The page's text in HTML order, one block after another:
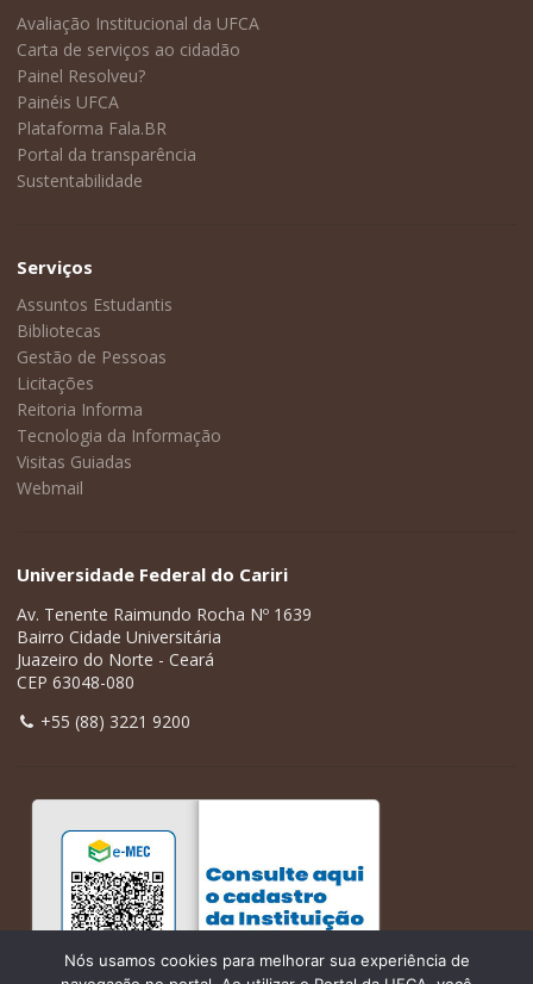
Avaliação Institucional da UFCA
Carta de serviços ao cidadão
Painel Resolveu?
Painéis UFCA
Plataforma Fala.BR
Portal da transparência
Sustentabilidade
Serviços
Assuntos Estudantis
Bibliotecas
Gestão de Pessoas
Licitações
Reitoria Informa
Tecnologia da Informação
Visitas Guiadas
Webmail
Universidade Federal do Cariri
Av. Tenente Raimundo Rocha Nº 1639
Bairro Cidade Universitária
Juazeiro do Norte - Ceará
CEP 63048-080
+55 (88) 3221 9200
Nós usamos cookies para melhorar sua experiência de